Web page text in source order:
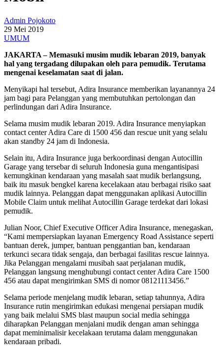
Admin Pojokoto
29 Mei 2019
UMUM
JAKARTA – Memasuki musim mudik lebaran 2019, banyak
hal yang tergadang dilupakan oleh para pemudik. Terutama
mengenai keselamatan saat di jalan.
Menyikapi hal tersebut, Adira Insurance memberikan layanannya 24
jam bagi para Pelanggan yang membutuhkan pertolongan dan
perlindungan dari Adira Insurance.
Selama musim mudik lebaran 2019. Adira Insurance menyiapkan
contact center Adira Care di 1500 456 dan rescue unit yang selalu
akan standby 24 jam di Indonesia.
Selain itu, Adira Insurance juga berkoordinasi dengan Autocillin
Garage yang tersebar di seluruh Indonesia guna mengantisipasi
kemungkinan kendaraan yang masalah saat mudik berlangsung,
baik itu masuk bengkel karena kecelakaan atau berbagai risiko saat
mudik lainnya. Pelanggan dapat menggunakan aplikasi Autocillin
Mobile Claim untuk melihat Autocillin Garage terdekat dari lokasi
pemudik.
Julian Noor, Chief Executive Officer Adira Insurance, menegaskan,
“Kami mempersiapkan layanan Emergency Road Assistance seperti
bantuan derek, jumper, bantuan penggantian ban, kendaraan
terkunci secara tidak sengaja, dan berbagai fasilitas rescue lainnya.
Jika Pelanggan mengalami musibah saat perjalanan mudik,
Pelanggan langsung menghubungi contact center Adira Care 1500
456 atau dapat mengirimkan SMS di nomor 08121113456.”
Selama periode menjelang mudik lebaran, setiap tahunnya, Adira
Insurance rutin mengirimkan edukasi mengenai persiapan mudik
yang baik melalui SMS blast maupun social media sehingga
diharapkan Pelanggan menjalani mudik dengan aman sehingga
dapat meminimalisir kecelakaan terutama dalam menggunakan
kendaraan pribadi.